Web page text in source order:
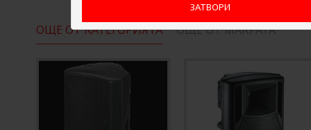
ЗАТВОРИ
ОЩЕ ОТ КАТЕГОРИЯТА ОЩЕ ОТ МАКРАТА